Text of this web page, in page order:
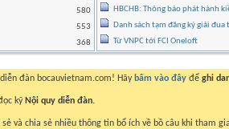
580
553
368
HBCHB: Thông báo phát hành
Danh sách tạm đăng ký giải
Từ VNPC tới FCI Oneloft
đàn bocauvietnam.com! Hãy bấm vào đây để ghi
kỹ Nội quy diễn đàn.
sẻ và chia sẻ nhiều thông tin bổ ích về bồ câu khi tham